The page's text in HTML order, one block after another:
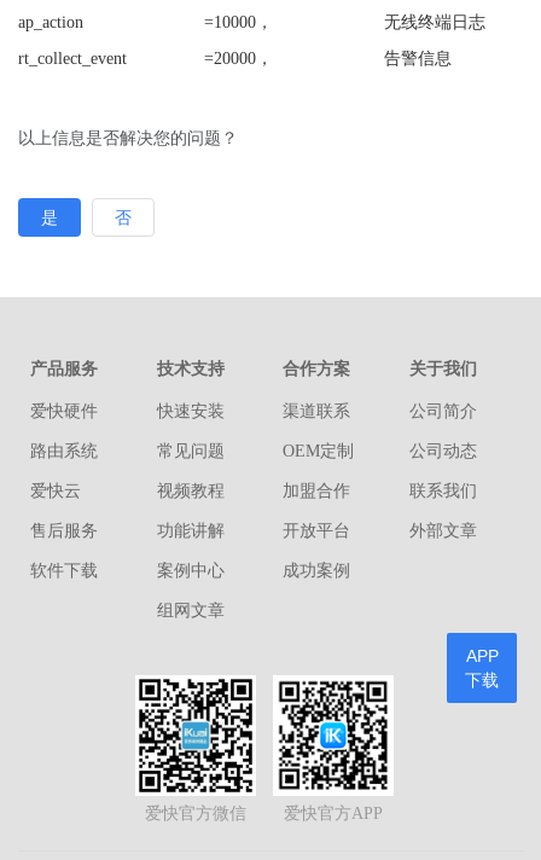
ap_action =10000， 无线终端日志
rt_collect_event =20000， 告警信息
以上信息是否解决您的问题？
是 否
产品服务
爱快硬件
路由系统
爱快云
售后服务
软件下载
技术支持
快速安装
常见问题
视频教程
功能讲解
案例中心
组网文章
合作方案
渠道联系
OEM定制
加盟合作
开放平台
成功案例
关于我们
公司简介
公司动态
联系我们
外部文章
爱快官方微信 爱快官方APP
APP
下载